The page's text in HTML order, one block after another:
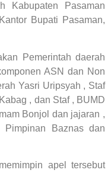
Kabupaten Pasaman
Bupati Pasaman,
Pemerintah daerah
ASN dan Non
Yasri Uripsyah , Staf
, dan Staf , BUMD
Bonjol dan jajaran ,
Baznas dan
apel tersebut